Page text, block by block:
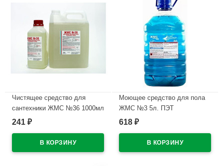
Чистящее средство для
сантехники ЖМС №36 1000мл
в ассортименте (Ст.9)
241 ₽
Моющее средство для пола
ЖМС №3 5л. ПЭТ
ручная+машинная мойка
618 ₽